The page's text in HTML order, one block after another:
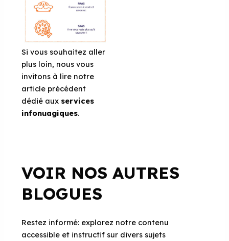
Si vous souhaitez aller
plus loin, nous vous
invitons à lire notre
article précédent
dédié aux services
infonuagiques.
VOIR NOS AUTRES
BLOGUES
Restez informé: explorez notre contenu
accessible et instructif sur divers sujets